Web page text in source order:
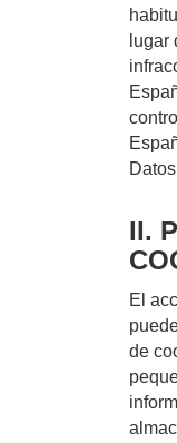
lugar
II.
El
de